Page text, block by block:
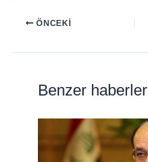
ÖNCEKI
Benzer haberler